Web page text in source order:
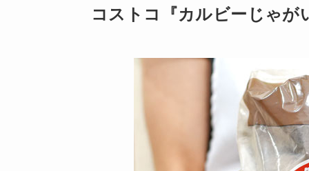
コストコ『カルビーじゃが